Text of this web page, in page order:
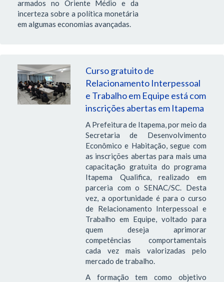
armados no Oriente Médio e da
incerteza sobre a política monetária
em algumas economias avançadas.
Curso gratuito de
Relacionamento Interpessoal
e Trabalho em Equipe está com
inscrições abertas em Itapema
A Prefeitura de Itapema, por meio da
Secretaria de Desenvolvimento
Econômico e Habitação, segue com
as inscrições abertas para mais uma
capacitação gratuita do programa
Itapema Qualifica, realizado em
parceria com o SENAC/SC. Desta
vez, a oportunidade é para o curso
de Relacionamento Interpessoal e
Trabalho em Equipe, voltado para
quem deseja aprimorar
competências comportamentais
cada vez mais valorizadas pelo
mercado de trabalho.
A formação tem como objetivo